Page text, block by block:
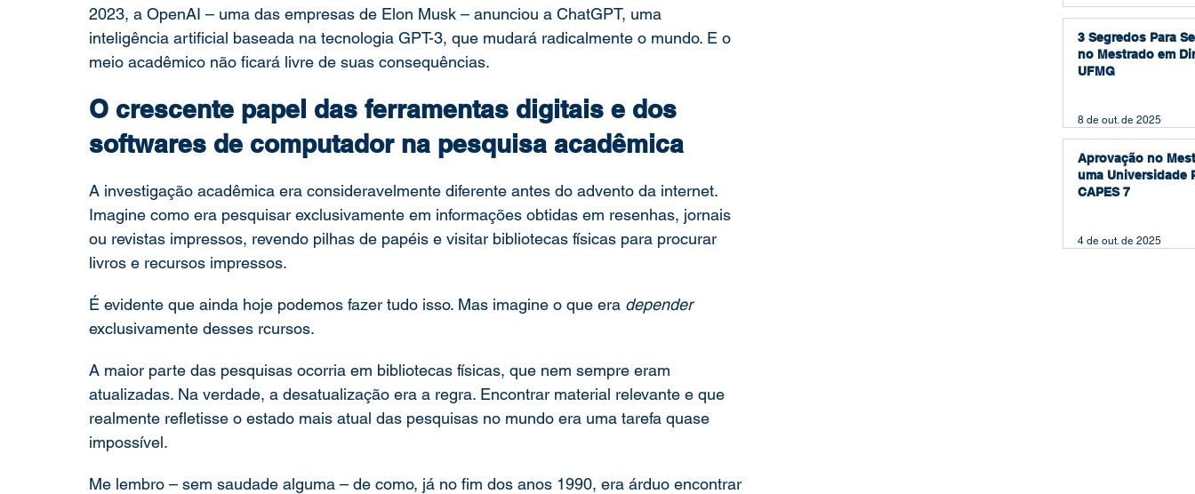
2023, a OpenAI – uma das empresas de Elon Musk – anunciou a ChatGPT, uma
inteligência artificial baseada na tecnologia GPT-3, que mudará radicalmente o mundo. E o
meio acadêmico não ficará livre de suas consequências.
O crescente papel das ferramentas digitais e dos
softwares de computador na pesquisa acadêmica
A investigação acadêmica era consideravelmente diferente antes do advento da internet.
Imagine como era pesquisar exclusivamente em informações obtidas em resenhas, jornais
ou revistas impressos, revendo pilhas de papéis e visitar bibliotecas físicas para procurar
livros e recursos impressos.
É evidente que ainda hoje podemos fazer tudo isso. Mas imagine o que era depender
exclusivamente desses rcursos.
A maior parte das pesquisas ocorria em bibliotecas físicas, que nem sempre eram
atualizadas. Na verdade, a desatualização era a regra. Encontrar material relevante e que
realmente refletisse o estado mais atual das pesquisas no mundo era uma tarefa quase
impossível.
Me lembro – sem saudade alguma – de como, já no fim dos anos 1990, era árduo encontrar
3 Segredos Para
no Mestrado em
UFMG
8 de out. de 2025
Aprovação no
uma Universidade
CAPES 7
4 de out. de 2025